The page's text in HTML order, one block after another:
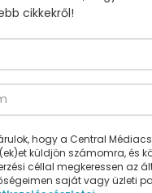
cikkekről!
hogy a Central
küldjön számomra, és
céllal megkeressen az
saját vagy üzleti